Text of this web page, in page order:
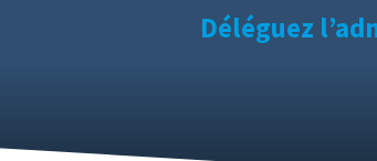
Déléguez